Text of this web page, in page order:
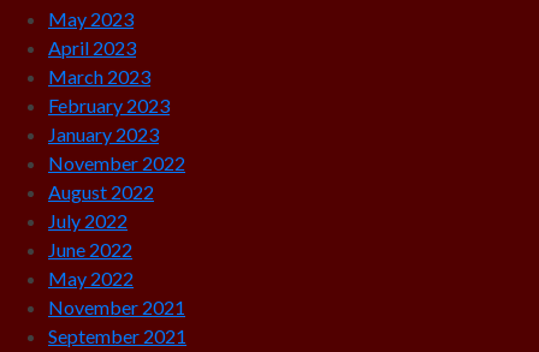
May 2023
April 2023
March 2023
February 2023
January 2023
November 2022
August 2022
July 2022
June 2022
May 2022
November 2021
September 2021